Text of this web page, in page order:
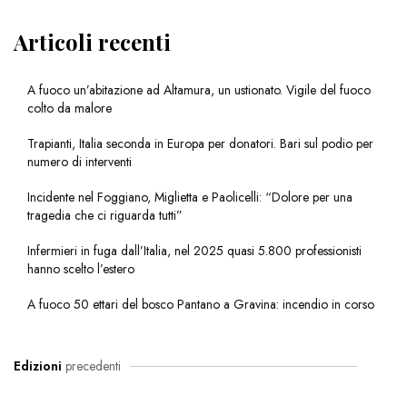
Articoli recenti
A fuoco un’abitazione ad Altamura, un ustionato. Vigile del fuoco
colto da malore
Trapianti, Italia seconda in Europa per donatori. Bari sul podio per
numero di interventi
Incidente nel Foggiano, Miglietta e Paolicelli: “Dolore per una
tragedia che ci riguarda tutti”
Infermieri in fuga dall’Italia, nel 2025 quasi 5.800 professionisti
hanno scelto l’estero
A fuoco 50 ettari del bosco Pantano a Gravina: incendio in corso
Edizioni precedenti